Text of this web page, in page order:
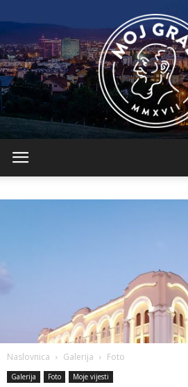
Naslovnica Galerija Foto
Galerija Foto Moje vijesti